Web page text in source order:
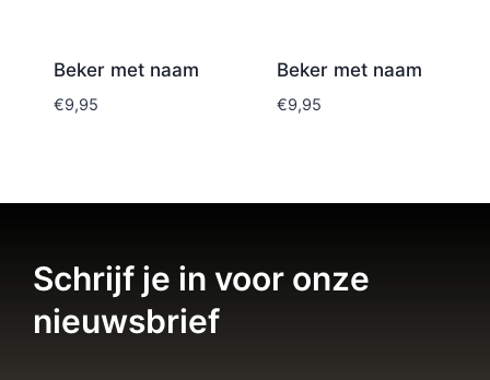
Beker met naam
€9,95
Beker met naam
€9,95
Schrijf je in voor onze
nieuwsbrief